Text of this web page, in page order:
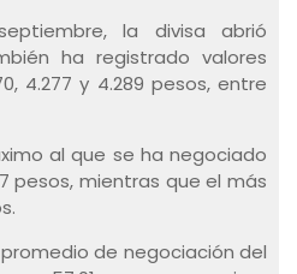
la divisa abrió
ha registrado valores
4.277 y 4.289 pesos, entre
al que se ha negociado
pesos, mientras que el más
promedio de negociación del